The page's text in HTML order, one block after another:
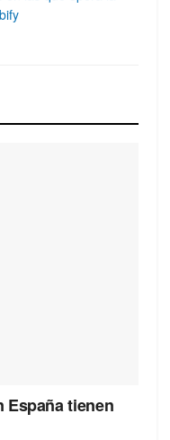
España tienen